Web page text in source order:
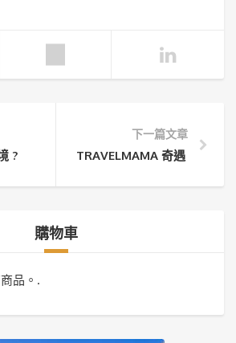
?
下一篇文章
TRAVELMAMA 奇遇 | 雅蒲島
購物車
品。.